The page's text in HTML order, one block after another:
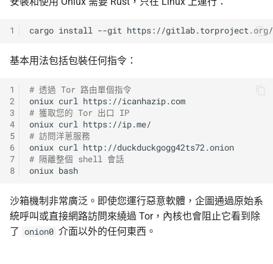
1 cargo install --git https://gitlab.torproject.org/
基本用法包括包裝任何指令：
1
2
3
4
5
6
7
8
# 透過 Tor 路由單個指令
oniux curl
# 獲取您的 Tor 出口 IP
oniux curl
# 訪問洋蔥服務
oniux curl
# 隔離整個 shell 會話
oniux
沙箱機制非常廣泛。即使您運行惡意軟體，企圖通過原始系
統呼叫或直接網路訪問來繞過 Tor，內核也會阻止它看到除
了 onion0 介面以外的任何東西。